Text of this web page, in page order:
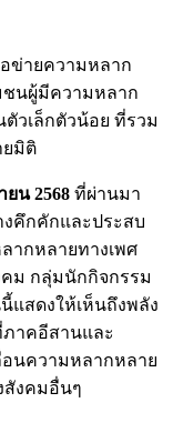
ข่ายความหลาก
ชนผู้มีความหลาก
วเล็กตัวน้อย ที่รวม
ยมิติ
ยน 2568 ที่ผ่านมา
งคึกคักและประสบ
ากหลายทางเพศ
ม กลุ่มนักกิจกรรม
แสดงให้เห็นถึงพลัง
าคอีสานและ
นความหลากหลาย
สังคมอื่นๆ